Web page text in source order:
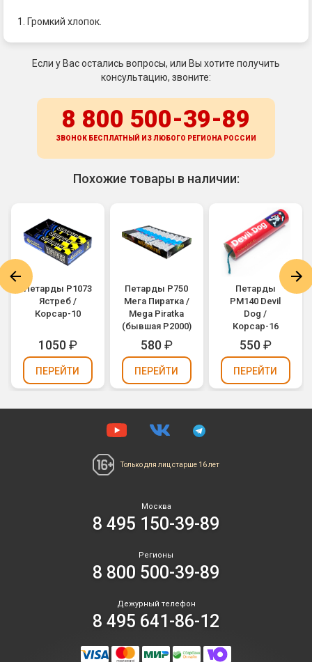
1. Громкий хлопок.
Если у Вас остались вопросы, или Вы хотите получить
консультацию, звоните:
8 800 500-39-89
ЗВОНОК БЕСПЛАТНЫЙ ИЗ ЛЮБОГО РЕГИОНА РОССИИ
Похожие товары в наличии:
Петарды Р1073
Ястреб /
Корсар-10
1050₽
ПЕРЕЙТИ
Петарды P750
Мега Пиратка /
Mega Piratka
(бывшая P2000)
580₽
ПЕРЕЙТИ
Петарды
PM140 Devil
Dog /
Корсар-16
550₽
ПЕРЕЙТИ
Только для лиц старше 16 лет
Москва
8 495 150-39-89
Регионы
8 800 500-39-89
Дежурный телефон
8 495 641-86-12